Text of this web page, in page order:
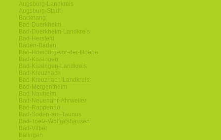
Augsburg-Landkreis
Augsburg-Stadt
Backnang
Bad-Duerkheim
Bad-Duerkheim-Landkreis
Bad-Hersfeld
Baden-Baden
Bad-Homburg-vor-der-Hoehe
Bad-Kissingen
Bad-Kissingen-Landkreis
Bad-Kreuznach
Bad-Kreuznach-Landkreis
Bad-Mergentheim
Bad-Nauheim
Bad-Neuenahr-Ahrweiler
Bad-Rappenau
Bad-Soden-am-Taunus
Bad-Toelz-Wolfratshausen
Bad-Vilbel
Balingen